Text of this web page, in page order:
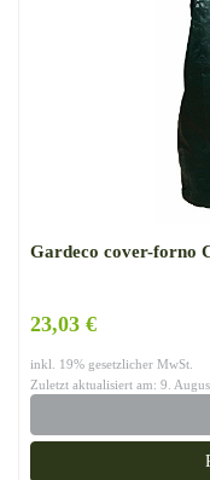
Gardeco cover-forno
23,03 €
inkl. 19% gesetzlicher MwSt.
Zuletzt aktualisiert am: 9.